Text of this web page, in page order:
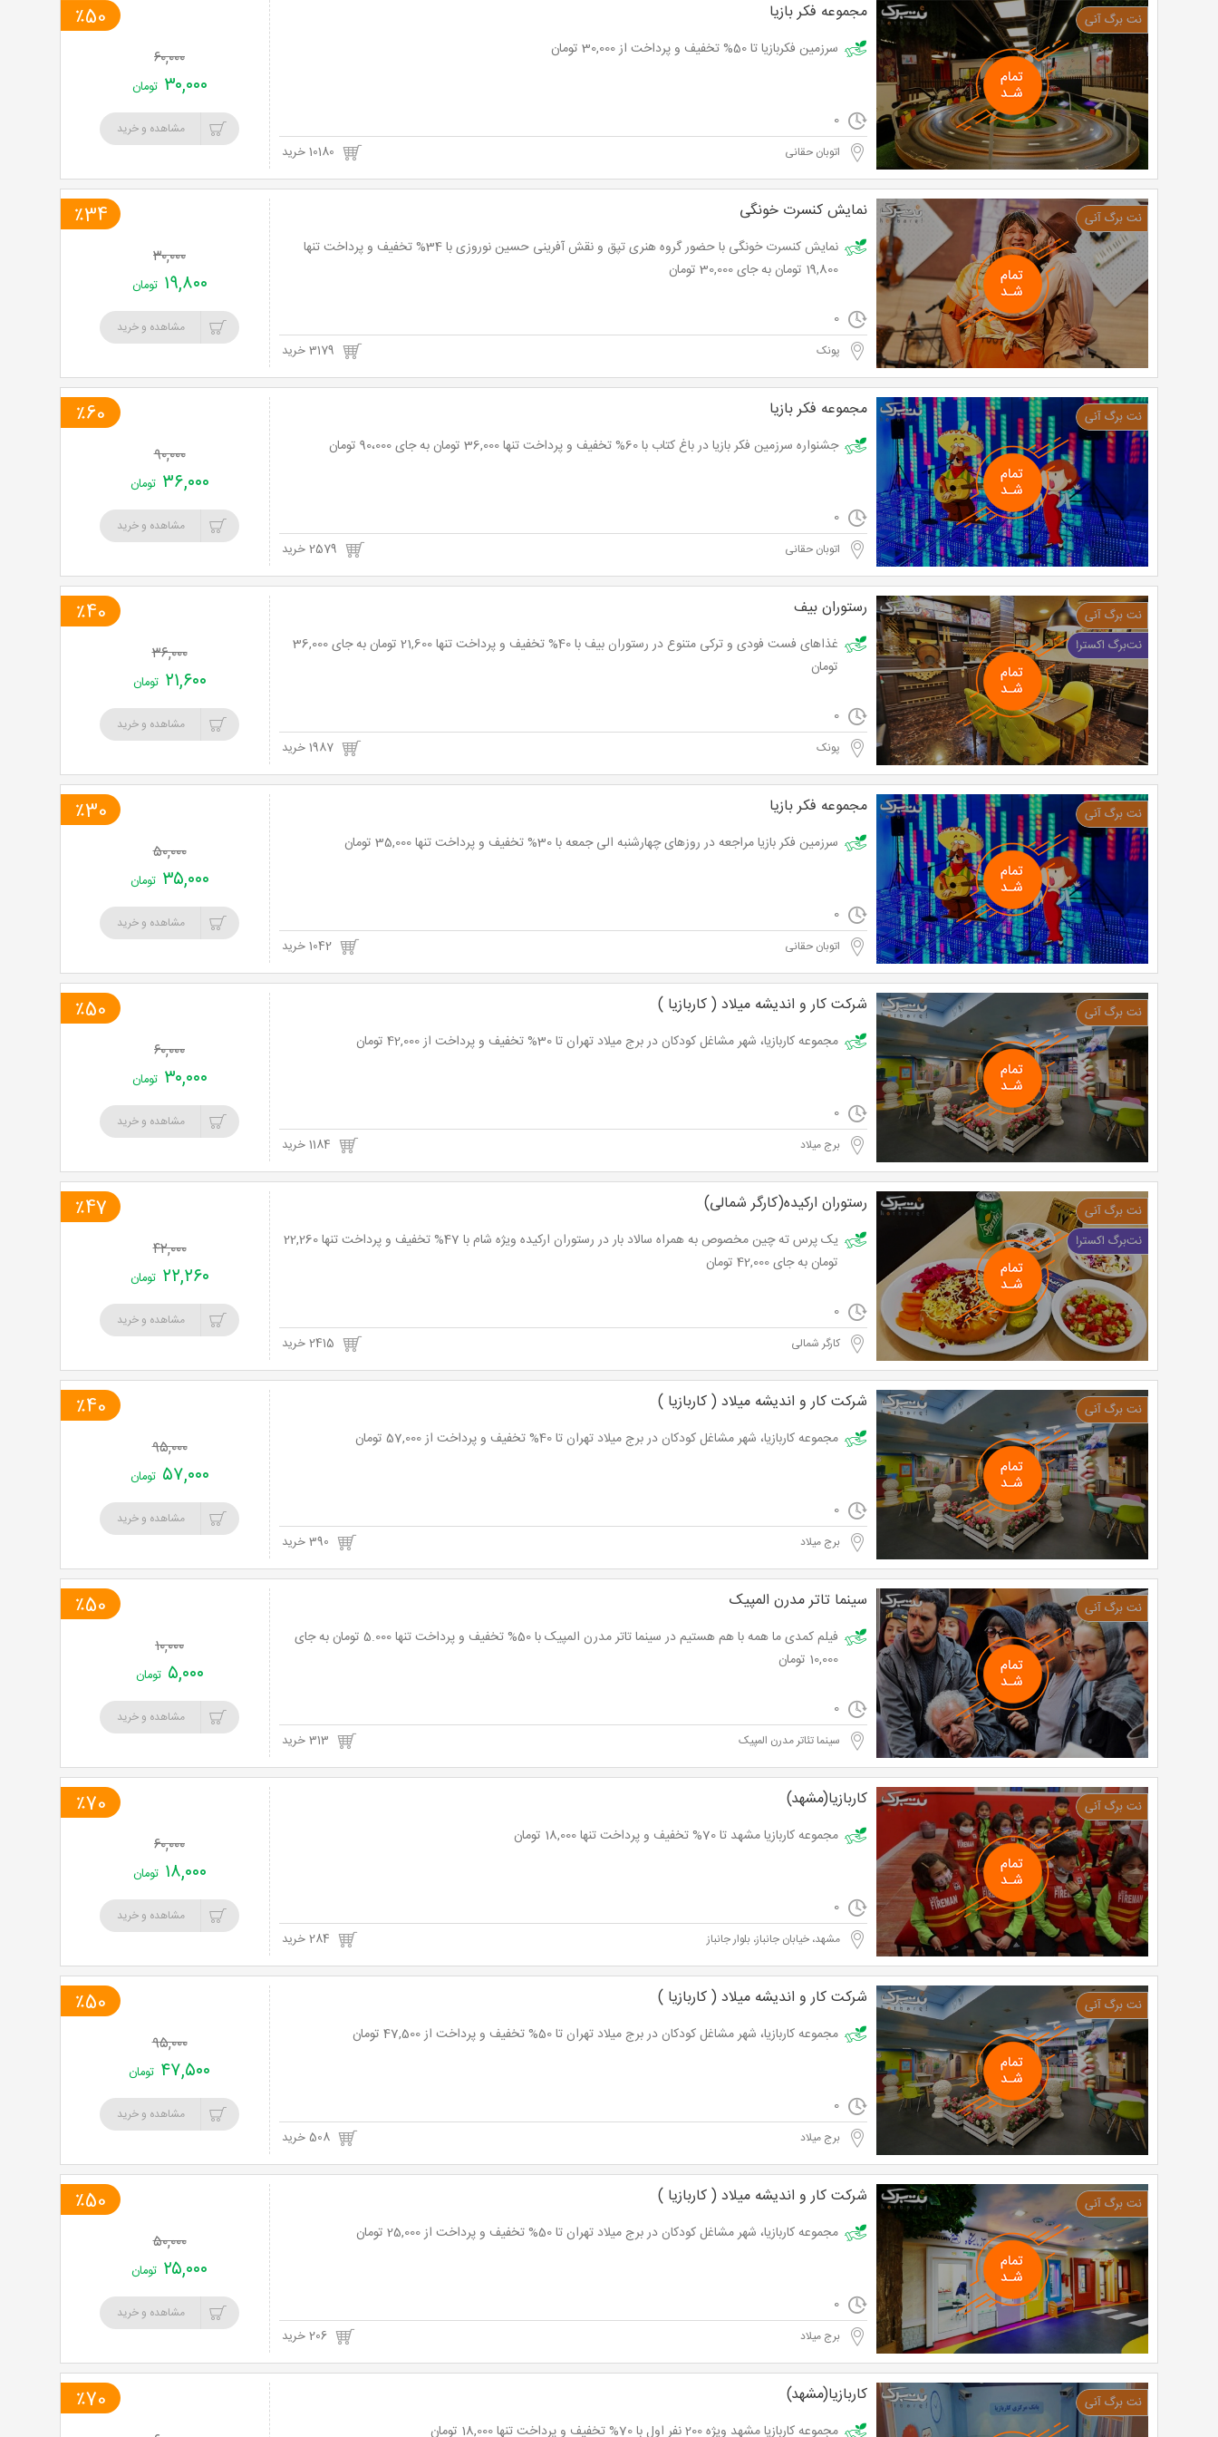
مجموعه فکر بازیا
سرزمین فکربازیا تا 50% تخفیف و پرداخت از 30,000 تومان
0
اتوبان حقانی
٪50
۶۰,۰۰۰
۳۰,۰۰۰ تومان
مشاهده و خرید
نمایش کنسرت خونگی
نمایش کنسرت خونگی با حضور گروه هنری تپق و نقش آفرینی حسین نوروزی با 34% تخفیف و پرداخت تنها
19,800 تومان به جای 30,000 تومان
0
پونک
٪34
۳۰,۰۰۰
۱۹,۸۰۰ تومان
مشاهده و خرید
مجموعه فکر بازیا
جشنواره سرزمین فکر بازیا در باغ کتاب با 60% تخفیف و پرداخت تنها 36,000 تومان به جای 90،000 تومان
0
اتوبان حقانی
٪60
۹۰,۰۰۰
۳۶,۰۰۰ تومان
مشاهده و خرید
رستوران بیف
غذاهای فست فودی و ترکی متنوع در رستوران بیف با 40% تخفیف و پرداخت تنها 21,600 تومان به جای 36,000
تومان
0
پونک 1987 خرید
٪40
۳۶,۰۰۰
۲۱,۶۰۰ تومان
مشاهده و خرید
مجموعه فکر بازیا
سرزمین فکر بازیا مراجعه در روزهای چهارشنبه الی جمعه با 30% تخفیف و پرداخت تنها 35,000 تومان
0
اتوبان حقانی 1042 خرید
٪30
۵۰,۰۰۰
۳۵,۰۰۰ تومان
مشاهده و خرید
شرکت کار و اندیشه میلاد ( کاربازیا )
مجموعه کاربازیا، شهر مشاغل کودکان در برج میلاد تهران تا 30% تخفیف و پرداخت از 42,000 تومان
0
برج میلاد
٪50
۶۰,۰۰۰
۳۰,۰۰۰ تومان
مشاهده و خرید
رستوران ارکیده(کارگر شمالی)
یک پرس ته چین مخصوص به همراه سالاد بار در رستوران ارکیده ویژه شام با 47% تخفیف و پرداخت تنها 22,260
تومان به جای 42,000 تومان
0
کارگر شمالی
٪47
۴۲,۰۰۰
۲۲,۲۶۰ تومان
مشاهده و خرید
شرکت کار و اندیشه میلاد ( کاربازیا )
مجموعه کاربازیا، شهر مشاغل کودکان در برج میلاد تهران تا 40% تخفیف و پرداخت از 57,000 تومان
0
برج میلاد
٪40
۹۵,۰۰۰
۵۷,۰۰۰ تومان
مشاهده و خرید
سینما تاتر مدرن المپیک
فیلم کمدی ما همه با هم هستیم در سینما تاتر مدرن المپیک با 50% تخفیف و پرداخت تنها 5.000 تومان به جای
10,000 تومان
0
سینما تئاتر مدرن المپیک
٪50
۱۰,۰۰۰
۵,۰۰۰ تومان
مشاهده و خرید
کاربازیا(مشهد)
مجموعه کاربازیا مشهد تا 70% تخفیف و پرداخت تنها 18,000 تومان
0
مشهد، خیابان جانباز، بلوار جانباز
٪70
۶۰,۰۰۰
۱۸,۰۰۰ تومان
مشاهده و خرید
شرکت کار و اندیشه میلاد ( کاربازیا )
مجموعه کاربازیا، شهر مشاغل کودکان در برج میلاد تهران تا 50% تخفیف و پرداخت از 47,500 تومان
0
برج میلاد 508 خرید
٪50
۹۵,۰۰۰
۴۷,۵۰۰ تومان
مشاهده و خرید
شرکت کار و اندیشه میلاد ( کاربازیا )
مجموعه کاربازیا، شهر مشاغل کودکان در برج میلاد تهران تا 50% تخفیف و پرداخت از 25,000 تومان
0
برج میلاد 206 خرید
٪50
۵۰,۰۰۰
۲۵,۰۰۰ تومان
مشاهده و خرید
کاربازیا(مشهد)
مجموعه کاربازیا مشهد ویژه 200 نفر اول با 70% تخفیف و پرداخت تنها 18,000 تومان
٪70